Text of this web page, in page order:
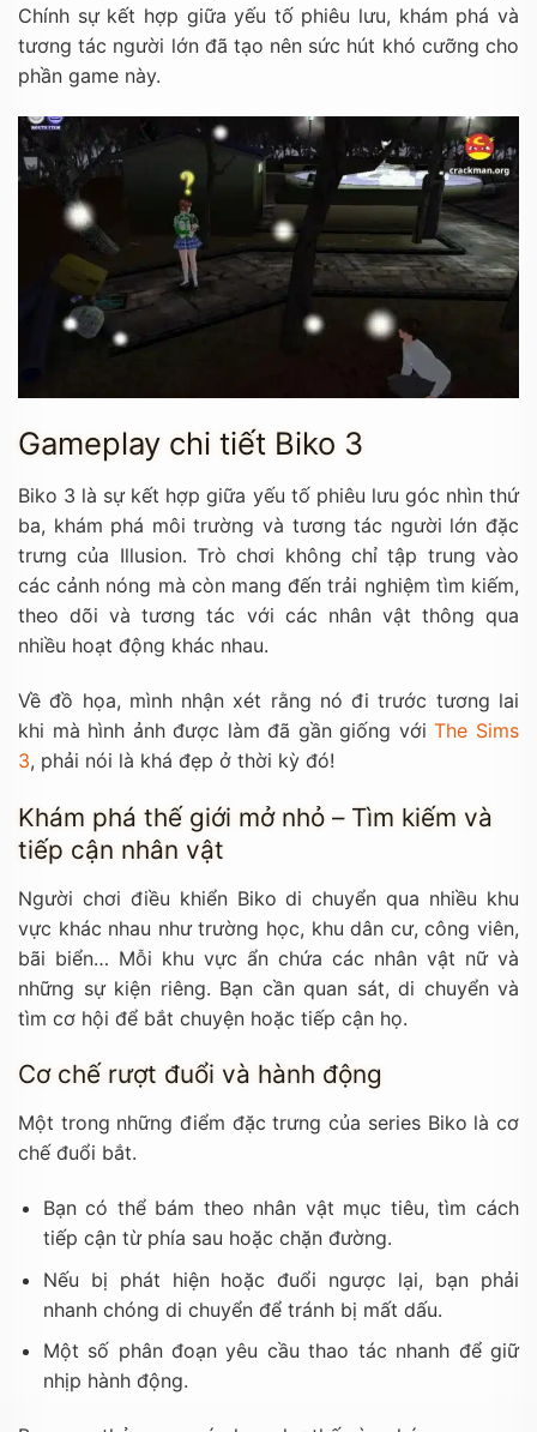
Chính sự kết hợp giữa yếu tố phiêu lưu, khám phá và
tương tác người lớn đã tạo nên sức hút khó cưỡng cho
phần game này.
Gameplay chi tiết Biko 3
Biko 3 là sự kết hợp giữa yếu tố phiêu lưu góc nhìn thứ
ba, khám phá môi trường và tương tác người lớn đặc
trưng của Illusion. Trò chơi không chỉ tập trung vào
các cảnh nóng mà còn mang đến trải nghiệm tìm kiếm,
theo dõi và tương tác với các nhân vật thông qua
nhiều hoạt động khác nhau.
Về đồ họa, mình nhận xét rằng nó đi trước tương lai
khi mà hình ảnh được làm đã gần giống vớiThe Sims
3, phải nói là khá đẹp ở thời kỳ đó!
Khám phá thế giới mở nhỏ – Tìm kiếm và
tiếp cận nhân vật
Người chơi điều khiển Biko di chuyển qua nhiều khu
vực khác nhau như trường học, khu dân cư, công viên,
bãi biển… Mỗi khu vực ẩn chứa các nhân vật nữ và
những sự kiện riêng. Bạn cần quan sát, di chuyển và
tìm cơ hội để bắt chuyện hoặc tiếp cận họ.
Cơ chế rượt đuổi và hành động
Một trong những điểm đặc trưng của series Biko là cơ
chế đuổi bắt.
Bạn có thể bám theo nhân vật mục tiêu, tìm cách
tiếp cận từ phía sau hoặc chặn đường.
Nếu bị phát hiện hoặc đuổi ngược lại, bạn phải
nhanh chóng di chuyển để tránh bị mất dấu.
Một số phân đoạn yêu cầu thao tác nhanh để giữ
nhịp hành động.